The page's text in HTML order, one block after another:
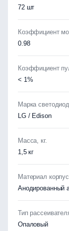
72 шт
Коэффициент
0.98
Коэффициент
< 1%
Марка
LG / Edison
Масса, кг.
1,5 кг
Материал
Анодированный
Тип
Опаловый